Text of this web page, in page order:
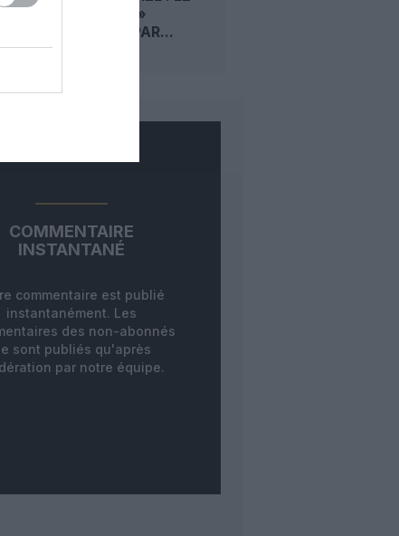
ZEPPELIN »
DÉTRUIT PAR...
COMMENTAIRE
INSTANTANÉ
commentaire est publié
instantanément. Les
des non-abonnés
sont publiés qu'après
par notre équipe.